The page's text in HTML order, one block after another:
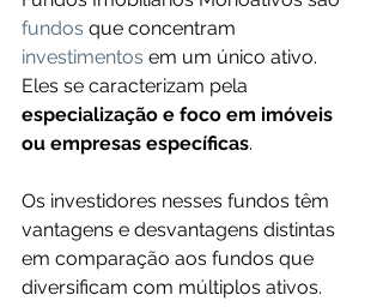
fundos que concentram
investimentos em um único ativo.
Eles se caracterizam pela
especialização e foco em imóveis
ou empresas específicas.
Os investidores nesses fundos têm
vantagens e desvantagens distintas
em comparação aos fundos que
diversificam com múltiplos ativos.